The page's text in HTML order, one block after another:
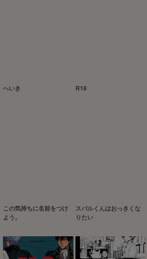
へいき R18
この気持ちに名前をつけ
よう。
スバルくんはおっきくな
りたい